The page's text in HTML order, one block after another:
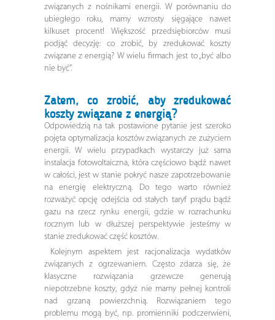
związanych z nośnikami energii. W porównaniu do
ubiegłego roku, mamy wzrosty sięgające nawet
kilkuset procent! Większość przedsiębiorców musi
podjąć decyzję: co zrobić, by zredukować koszty
związane z energią? W wielu firmach jest to „być albo
nie być”.
Zatem, co zrobić, aby zredukować
koszty związane z energią?
Odpowiedzią na tak postawione pytanie jest szeroko
pojęta optymalizacja kosztów związanych ze zużyciem
energii. W wielu przypadkach wystarczy już sama
instalacja fotowoltaiczna, która częściowo bądź nawet
w całości, jest w stanie pokryć nasze zapotrzebowanie
na energię elektryczną. Do tego warto również
rozważyć opcję odejścia od stałych taryf prądu bądź
gazu na rzecz rynku energii, gdzie w rozrachunku
rocznym lub w dłuższej perspektywie jesteśmy w
stanie zredukować część kosztów.
Kolejnym aspektem jest racjonalizacja wydatków
związanych z ogrzewaniem. Często zdarza się, że
klasyczne rozwiązania grzewcze generują
niepotrzebne koszty, gdyż nie mamy pełnej kontroli
nad grzaną powierzchnią. Rozwiązaniem tego
problemu mogą być, np. promienniki podczerwieni,